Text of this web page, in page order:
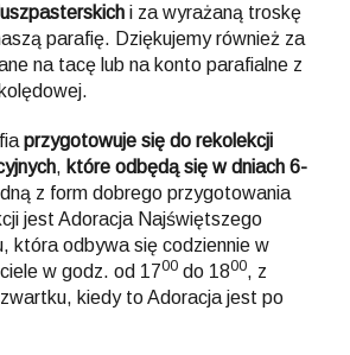
i za wyrażaną troskę
parafię. Dziękujemy również za
na tacę lub na konto parafialne z
przygotowuje się do rekolekcji
, które odbędą się w dniach 6-
z form dobrego przygotowania
jest Adoracja Najświętszego
która odbywa się codziennie w
w godz. od 1700 do 1800, z
kiedy to Adoracja jest po